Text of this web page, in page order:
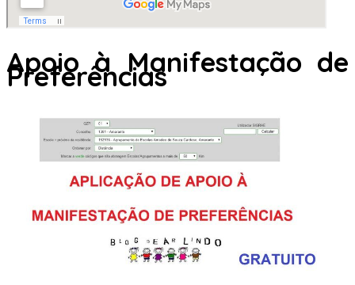
Apoio à Manifestação de
Preferências